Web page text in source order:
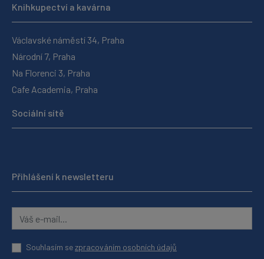
Knihkupectví a kavárna
Václavské náměstí 34, Praha
Národní 7, Praha
Na Florenci 3, Praha
Cafe Academia, Praha
Sociální sítě
Přihlášení k newsletteru
Souhlasím sezpracováním osobních údajů